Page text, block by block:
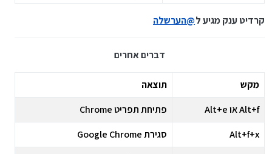
קרדיט ענק מגיע ל@הערשלה
דברים אחרים
מקש
תוצאה
Alt+f או Alt+e
פתיחת תפריט Chrome
Alt+f+x
סגירת Google Chrome